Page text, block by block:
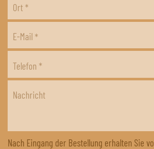
Ort *
E-Mail *
Telefon *
Nachricht
Nach Eingang der Bestellung erhalten Sie